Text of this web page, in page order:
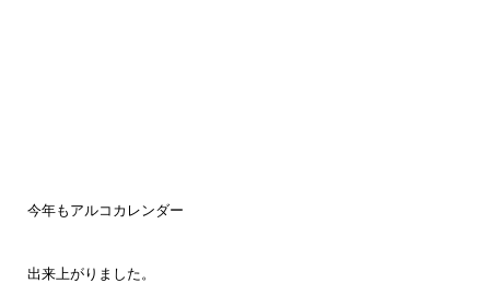
今年もアルコカレンダー
出来上がりました。